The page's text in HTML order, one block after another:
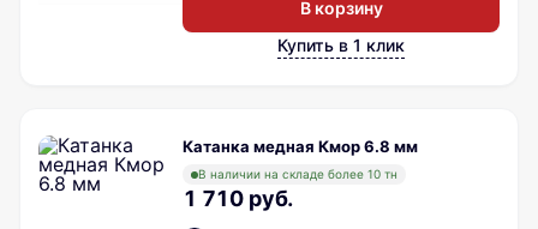
В корзину
Купить в 1 клик
Катанка медная Кмор 6.8 мм
В наличии на складе более 10 тн
1 710 руб.